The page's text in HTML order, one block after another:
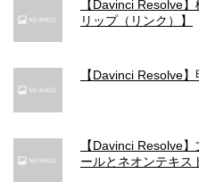
【Davinci Resolve
リップ（リンク）】
【Davinci Resolve
【Davinci Resolve
ールとネオンテキス